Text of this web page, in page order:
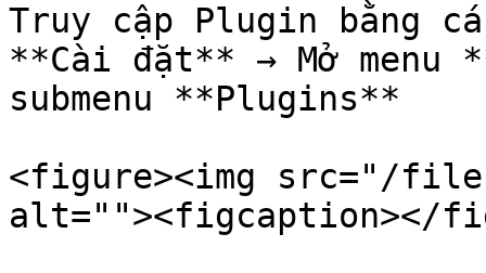
Truy cập Plugin bằng
**Cài đặt** → Mở menu
submenu **Plugins**
<figure><img src="/files/
alt=""><figcaption></